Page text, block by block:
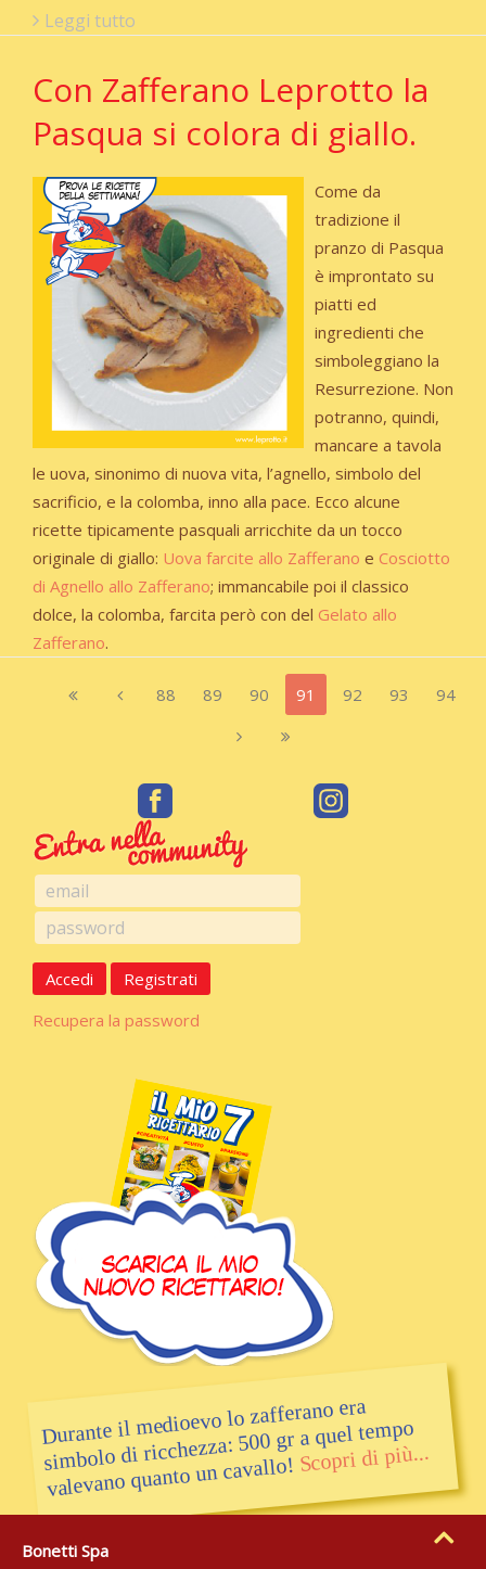
Leggi tutto
Con Zafferano Leprotto la
Pasqua si colora di giallo.
Come da
tradizione il
pranzo di Pasqua
è improntato su
piatti ed
ingredienti che
simboleggiano la
Resurrezione. Non
potranno, quindi,
mancare a tavola
le uova, sinonimo di nuova vita, l’agnello, simbolo del
sacrificio, e la colomba, inno alla pace. Ecco alcune
ricette tipicamente pasquali arricchite da un tocco
originale di giallo: Uova farcite allo Zafferano e Cosciotto
di Agnello allo Zafferano; immancabile poi il classico
dolce, la colomba, farcita però con del Gelato allo
Zafferano.
88 89 90 91 92 93 94
Accedi
Registrati
Recupera la password
Durante il medioevo lo zafferano era
simbolo di ricchezza: 500 gr a quel tempo
valevano quanto un cavallo! Scopri di più...
Bonetti Spa